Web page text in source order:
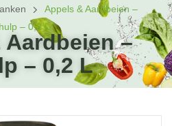
Appels & Aardbeien –
– 0,2 L
–
– 0,2 L